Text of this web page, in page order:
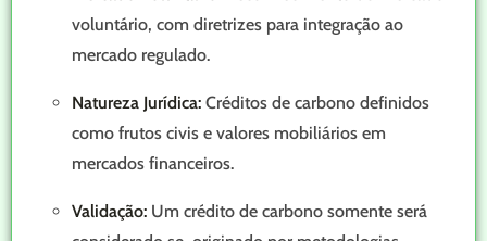
voluntário, com diretrizes para integração ao
mercado regulado.
Natureza Jurídica: Créditos de carbono definidos
como frutos civis e valores mobiliários em
mercados financeiros.
Validação: Um crédito de carbono somente será